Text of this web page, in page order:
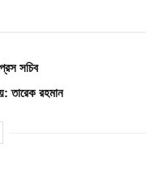
সচিব
তারেক রহমান